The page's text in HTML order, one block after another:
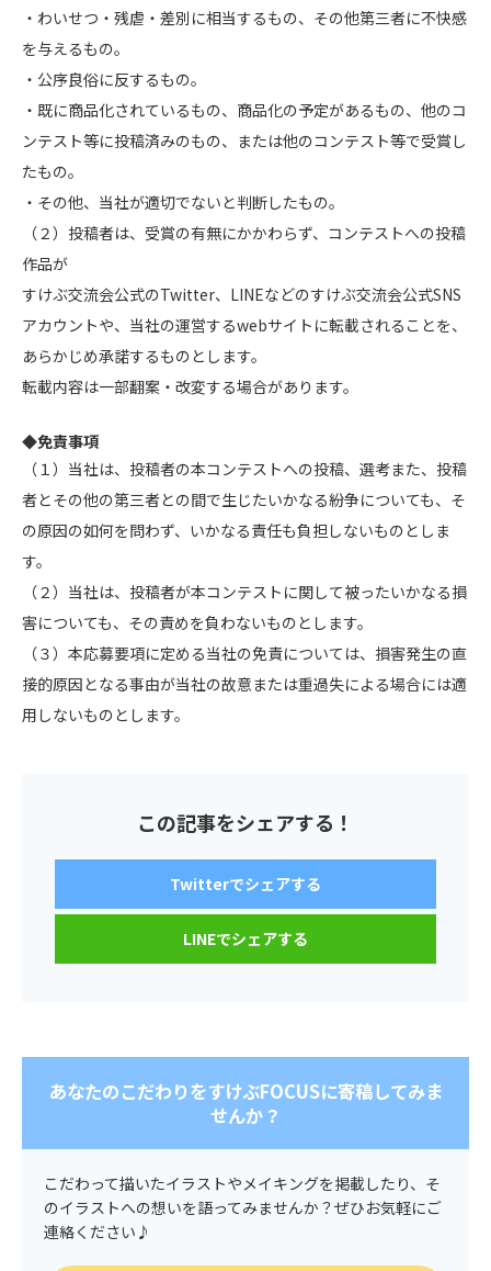
・わいせつ・残虐・差別に相当するもの、その他第三者に不快感
を与えるもの。
・公序良俗に反するもの。
・既に商品化されているもの、商品化の予定があるもの、他のコ
ンテスト等に投稿済みのもの、または他のコンテスト等で受賞し
たもの。
・その他、当社が適切でないと判断したもの。
（２）投稿者は、受賞の有無にかかわらず、コンテストへの投稿
作品が
すけぶ交流会公式のTwitter、LINEなどのすけぶ交流会公式SNS
アカウントや、当社の運営するwebサイトに転載されることを、
あらかじめ承諾するものとします。
転載内容は一部翻案・改変する場合があります。
◆免責事項
（１）当社は、投稿者の本コンテストへの投稿、選考また、投稿
者とその他の第三者との間で生じたいかなる紛争についても、そ
の原因の如何を問わず、いかなる責任も負担しないものとしま
す。
（２）当社は、投稿者が本コンテストに関して被ったいかなる損
害についても、その責めを負わないものとします。
（３）本応募要項に定める当社の免責については、損害発生の直
接的原因となる事由が当社の故意または重過失による場合には適
用しないものとします。
この記事をシェアする！
Twitterでシェアする
LINEでシェアする
あなたのこだわりをすけぶFOCUSに寄稿してみま
せんか？
こだわって描いたイラストやメイキングを掲載したり、そ
のイラストへの想いを語ってみませんか？ぜひお気軽にご
連絡ください♪